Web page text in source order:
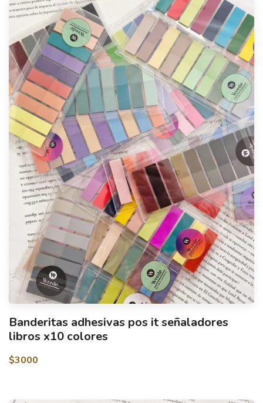
Banderitas adhesivas pos it señaladores
libros x10 colores
$3000